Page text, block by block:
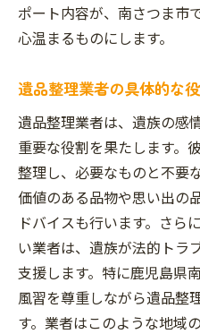
ポート内容が、南さつま市
心温まるものにします。
遺品整理業者の具体的な
遺品整理業者は、遺族の感
重要な役割を果たします。
整理し、必要なものと不要
価値のある品物や思い出の
ドバイスも行います。さら
い業者は、遺族が法的トラ
支援します。特に鹿児島県
風習を尊重しながら遺品整
す。業者はこのような地域